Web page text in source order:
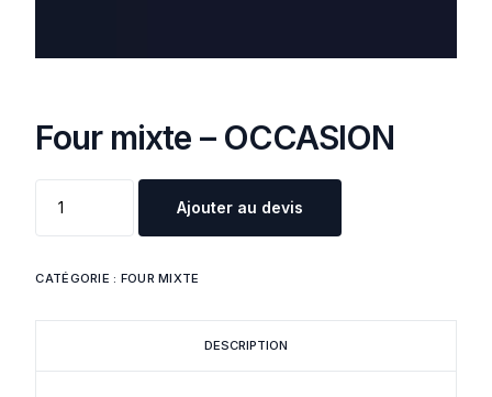
Four mixte – OCCASION
Ajouter au devis
CATÉGORIE : FOUR MIXTE
DESCRIPTION